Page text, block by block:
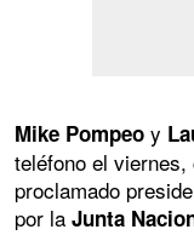
Mike Pompeo y
teléfono el
proclamado
por la Junta